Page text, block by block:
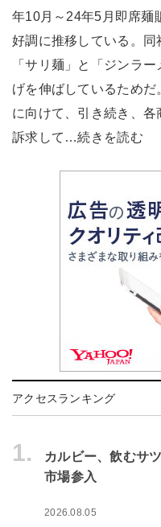
年10月～24年5月即席麺
好調に推移している。同
「サリ麺」と「ジンラ
げを伸ばしているためだ
に向けて、引き続き、各
訴求して…続きを読む
アクセスランキング
1.
カルビー、飲むサ
市場参入
2026.08.05